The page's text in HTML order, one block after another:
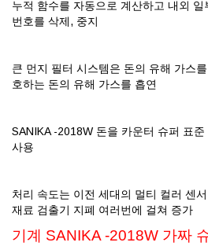
누적 함수를 자동으로 계산하고 내외
번호를 삭제, 중지
큰 먼지 필터 시스템은 돈의 유해 가스
호하는 돈의 유해 가스를 흡연
SANIKA -2018W 돈을 카운터 슈퍼 표
사용
처리 속도는 이전 세대의 멀티 컬러 센
재료 검출기 지폐 여러번에 걸쳐 증가
기계 SANIKA -2018W 가짜